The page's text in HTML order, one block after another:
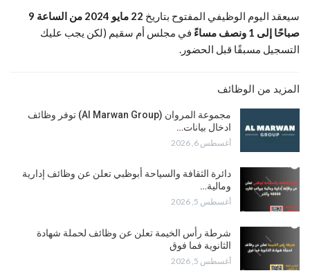
سيعقد اليوم الوظيفي المفتوح بتاريخ
22 مايو 2024 من الساعة 9
صباحًا إلى 1 ونصف مساءً
في مجلس أم سقيم (لكن يجب عليك
التسجيل مسبقًا قبل الحضور.
المزيد من الوظائف
مجموعة المروان (Al Marwan Group) توفر وظائف
ادخال بيانات…
أغسطس 6, 2026
دائرة الثقافة والسياحة أبوظبي تعلن عن وظائف إدارية
ومالية…
أغسطس 5, 2026
شرطة رأس الخيمة تعلن عن وظائف لحملة شهادة
الثانوية فما فوق
أغسطس 5, 2026